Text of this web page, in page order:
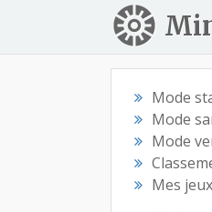
Mode
Mode
Mode
Mes jeux